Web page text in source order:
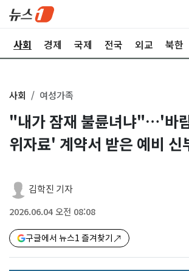
사회 경제 국제 전국 외교 북한
사회 여성가족
"내가 잠재 불륜녀냐"…'바
위자료' 계약서 받은 예비 신
김학진 기자
2026.06.04 오전 08:08
구글에서 뉴스1 즐겨찾기